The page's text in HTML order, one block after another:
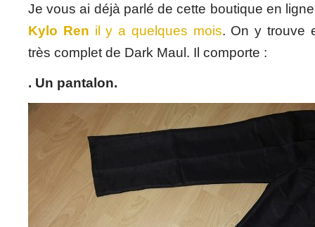
Je vous ai déjà parlé de cette boutique en
Kylo Ren il y a quelques mois. On y trouve
très complet de Dark Maul. Il comporte :
. Un pantalon.